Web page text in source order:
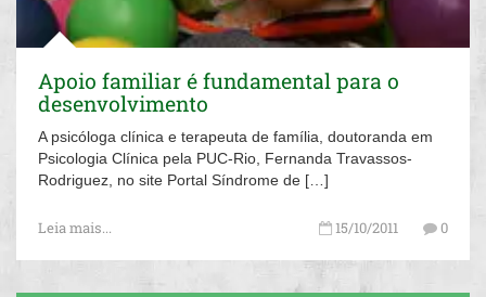
Apoio familiar é fundamental para o
desenvolvimento
A psicóloga clínica e terapeuta de família, doutoranda em
Psicologia Clínica pela PUC-Rio, Fernanda Travassos-
Rodriguez, no site Portal Síndrome de […]
Leia mais... 15/10/2011 0